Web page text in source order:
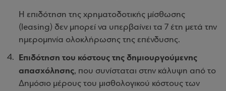
Η επιδότηση της χρηματοδοτικής μίσθωσης
(leasing) δεν μπορεί να υπερβαίνει τα 7 έτη μετά την
ημερομηνία ολοκλήρωσης της επένδυσης.
Επιδότηση του κόστους της δημιουργούμενης
απασχόλησης, που συνίσταται στην κάλυψη από το
Δημόσιο μέρους του μισθολογικού κόστους των